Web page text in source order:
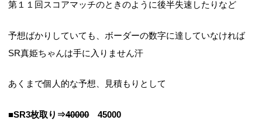
第１１回スコアマッチのときのように後半失速したりなど
予想ばかりしていても、ボーダーの数字に達していなければ
SR真姫ちゃんは手に入りません汗
あくまで個人的な予想、見積もりとして
■SR3枚取り⇒4000045000